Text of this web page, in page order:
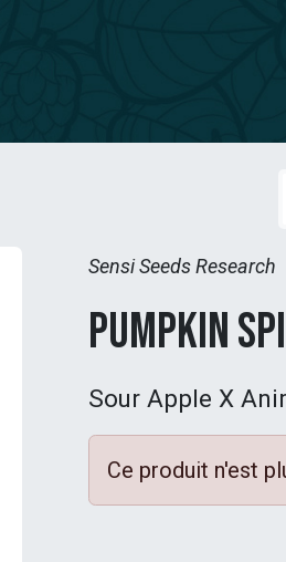
Sensi Seeds Research
Pumpkin
Sour Apple X
Ce produit n'est